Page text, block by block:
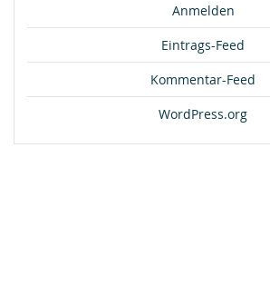
Anmelden
Eintrags-Feed
Kommentar-Feed
WordPress.org